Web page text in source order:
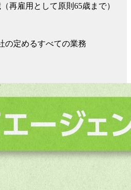
再雇用として原則65歳まで）
の定めるすべての業務